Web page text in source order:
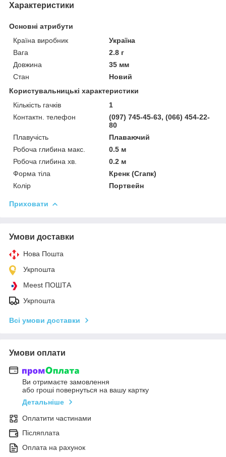
Характеристики
Основні атрибути
Країна виробник
Україна
Вага
2.8 г
Довжина
35 мм
Стан
Новий
Користувальницькі характеристики
Кількість гачків
1
Контактн. телефон
(097) 745-45-63, (066) 454-22-
80
Плавучість
Плаваючий
Робоча глибина макс.
0.5 м
Робоча глибина хв.
0.2 м
Форма тіла
Кренк (Сгапк)
Колір
Портвейн
Приховати
Умови доставки
Нова Пошта
Укрпошта
Meest ПОШТА
Укрпошта
Всі умови доставки
Умови оплати
Ви отримаєте замовлення
або гроші повернуться на вашу картку
Детальніше
Оплатити частинами
Післяплата
Оплата на рахунок